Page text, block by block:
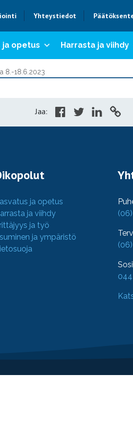
Yhteystiedot
ja opetus Harrasta ja viihdy
8.-18.6.2023
Jaa:
ja opetus
ja viihdy
ja työ
ja ympäristö
(06)